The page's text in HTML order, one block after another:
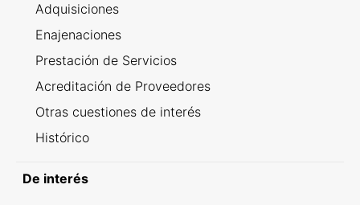
Adquisiciones
Enajenaciones
Prestación de Servicios
Acreditación de Proveedores
Otras cuestiones de interés
Histórico
De interés